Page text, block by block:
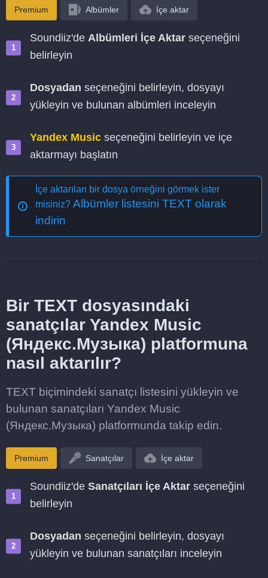
Premium Albümler İçe aktar
Soundiiz'de Albümleri İçe Aktar seçeneğini
belirleyin
Dosyadan seçeneğini belirleyin, dosyayı
yükleyin ve bulunan albümleri inceleyin
Yandex Music seçeneğini belirleyin ve içe
aktarmayı başlatın
İçe aktarılan bir dosya örneğini görmek ister
misiniz? Albümler listesini TEXT olarak
indirin
Bir TEXT dosyasındaki
sanatçılar Yandex Music
(Яндекс.Музыка) platformuna
nasıl aktarılır?
TEXT biçimindeki sanatçı listesini yükleyin ve
bulunan sanatçıları Yandex Music
(Яндекс.Музыка) platformunda takip edin.
Premium Sanatçılar İçe aktar
Soundiiz'de Sanatçıları İçe Aktar seçeneğini
belirleyin
Dosyadan seçeneğini belirleyin, dosyayı
yükleyin ve bulunan sanatçıları inceleyin